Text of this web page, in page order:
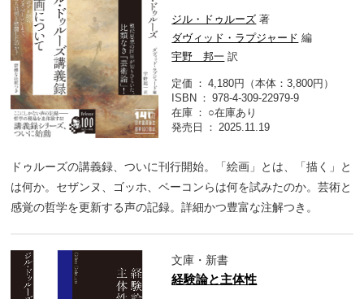
ジル・ドゥルーズ 著
ダヴィッド・ラプジャード 編
宇野 邦一 訳
定価
4,180円（本体：3,800円）
ISBN
978-4-309-22979-9
在庫
○在庫あり
発売日
2025.11.19
ドゥルーズの講義録、ついに刊行開始。「絵画」とは、「描く」と
は何か。セザンヌ、ゴッホ、ベーコンらは何を試みたのか。芸術と
感覚の哲学を更新する声の記録。詳細かつ豊富な注解つき。
文庫・新書
経験論と主体性